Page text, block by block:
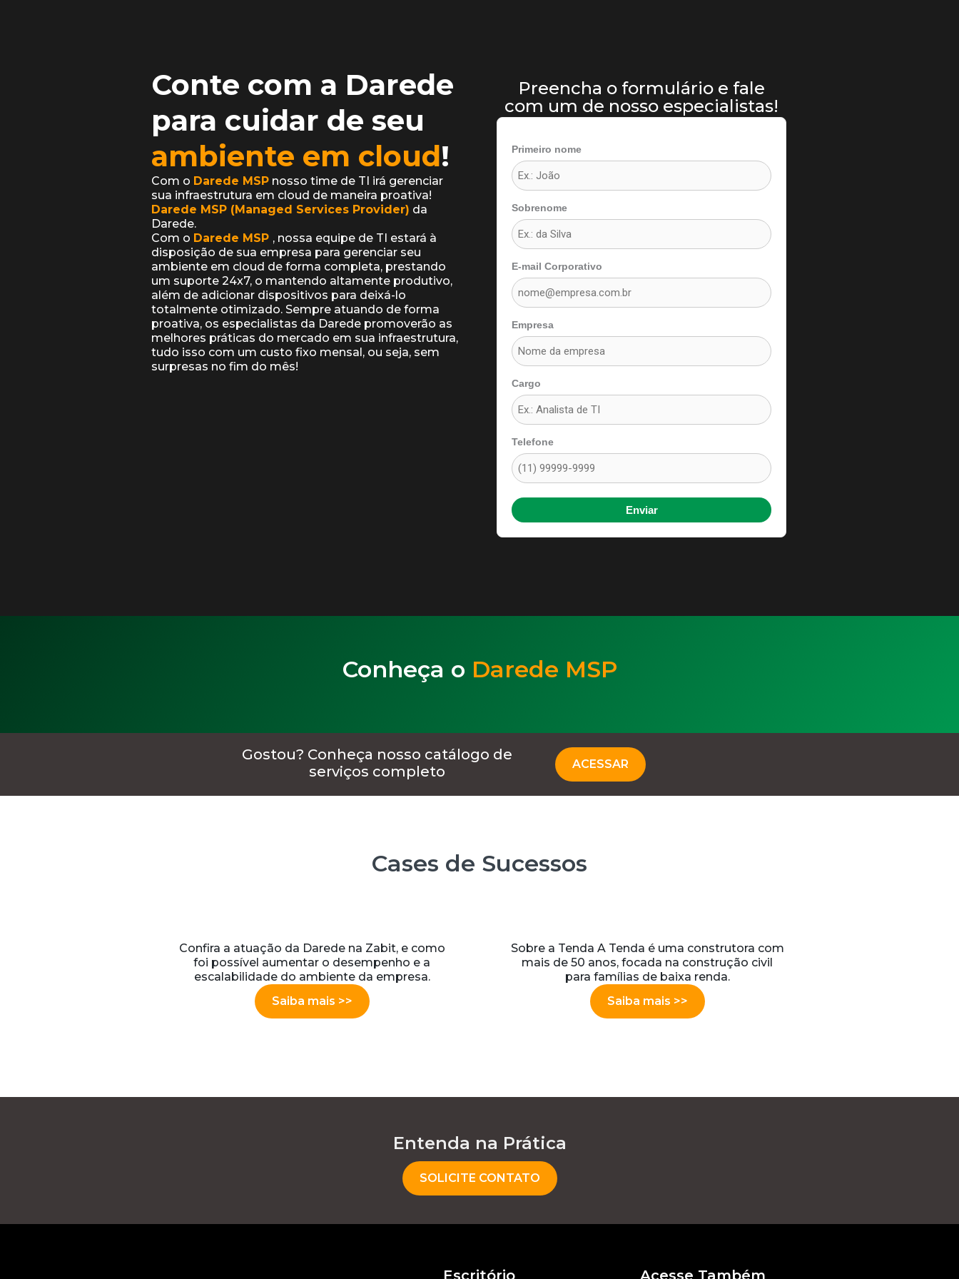
Conte com a Darede
para cuidar de seu
ambiente em cloud!
Com o Darede MSP nosso time de TI irá gerenciar
sua infraestrutura em cloud de maneira proativa!
Darede MSP (Managed Services Provider) da
Darede.
Com o Darede MSP , nossa equipe de TI estará à
disposição de sua empresa para gerenciar seu
ambiente em cloud de forma completa, prestando
um suporte 24x7, o mantendo altamente produtivo,
além de adicionar dispositivos para deixá-lo
totalmente otimizado. Sempre atuando de forma
proativa, os especialistas da Darede promoverão as
melhores práticas do mercado em sua infraestrutura,
tudo isso com um custo fixo mensal, ou seja, sem
surpresas no fim do mês!
Preencha o formulário e fale
com um de nosso especialistas!
Primeiro nome
Sobrenome
E-mail Corporativo
Empresa
Cargo
Telefone
Conheça o Darede MSP
Gostou? Conheça nosso catálogo de
serviços completo
ACESSAR
Cases de Sucessos
Confira a atuação da Darede na Zabit, e como
foi possível aumentar o desempenho e a
escalabilidade do ambiente da empresa.
Saiba mais >>
Sobre a Tenda A Tenda é uma construtora com
mais de 50 anos, focada na construção civil
para famílias de baixa renda.
Saiba mais >>
Entenda na Prática
SOLICITE CONTATO
Escritório Acesse Também